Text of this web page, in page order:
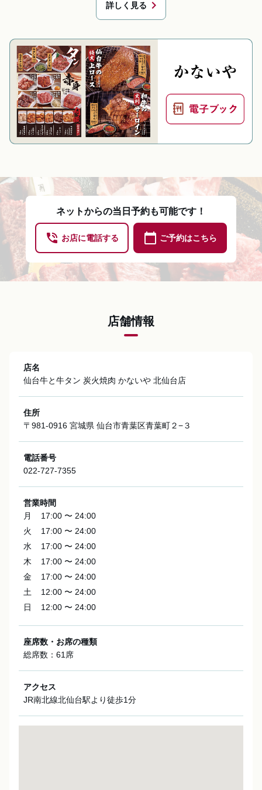
詳しく見る chevron_right
ネットからの当日予約も可能です！
phone_in_talk お店に電話する calendar_today ご予約はこちら
店舗情報
店名
仙台牛と牛タン 炭火焼肉 かないや 北仙台店
住所
〒981-0916 宮城県 仙台市青葉区青葉町２−３
電話番号
022-727-7355
営業時間
月
17:00 〜 24:00
火
17:00 〜 24:00
水
17:00 〜 24:00
木
17:00 〜 24:00
金
17:00 〜 24:00
土
12:00 〜 24:00
日
12:00 〜 24:00
座席数・お席の種類
総席数：61席
アクセス
JR南北線北仙台駅より徒歩1分